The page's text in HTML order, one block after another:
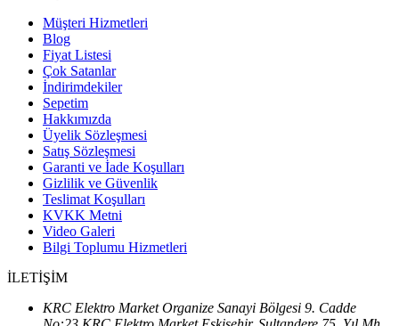
Müşteri Hizmetleri
Blog
Fiyat Listesi
Çok Satanlar
İndirimdekiler
Sepetim
Hakkımızda
Üyelik Sözleşmesi
Satış Sözleşmesi
Garanti ve İade Koşulları
Gizlilik ve Güvenlik
Teslimat Koşulları
KVKK Metni
Video Galeri
Bilgi Toplumu Hizmetleri
İLETİŞİM
KRC Elektro Market Organize Sanayi Bölgesi 9. Cadde